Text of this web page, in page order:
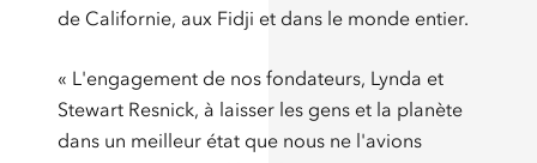
de Californie, aux Fidji et dans le monde entier.
« L'engagement de nos fondateurs, Lynda et
Stewart Resnick, à laisser les gens et la planète
dans un meilleur état que nous ne l'avions